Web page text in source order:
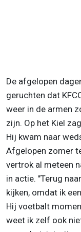
De afgelopen
geruchten dat
weer in de armen
zijn. Op het Kiel
Hij kwam naar
Afgelopen zomer
vertrok al meteen
in actie. "Terug
kijken, omdat ik
Hij voetbalt
weet ik zelf ook